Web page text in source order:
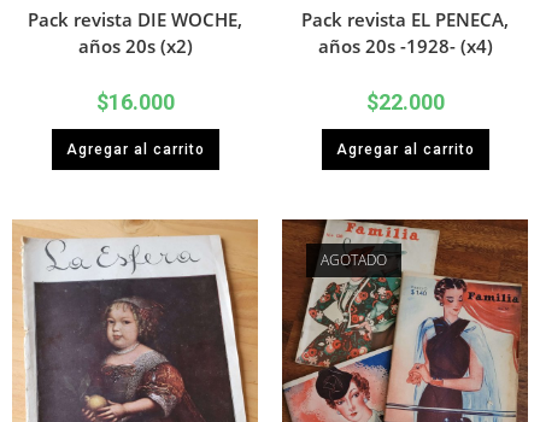
Pack revista DIE WOCHE,
años 20s (x2)
$16.000
Agregar al carrito
Pack revista EL PENECA,
años 20s -1928- (x4)
$22.000
Agregar al carrito
AGOTADO